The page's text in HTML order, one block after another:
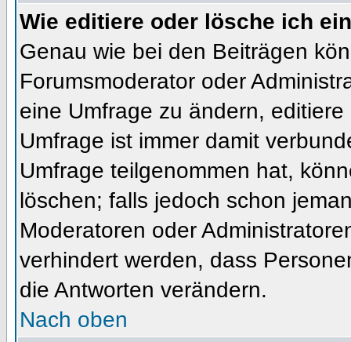
Wie editiere oder lösche ich
Genau wie bei den Beiträgen
Forumsmoderator oder
eine Umfrage zu ändern,
Umfrage ist immer damit
Umfrage teilgenommen hat,
löschen; falls jedoch schon
Moderatoren oder
verhindert werden, dass
die Antworten verändern.
Nach oben